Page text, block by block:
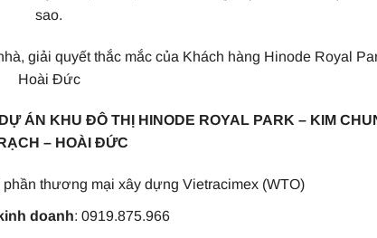
sao.
giải quyết thắc mắc của Khách hàng Hinode Royal
Hoài Đức
ÁN KHU ĐÔ THỊ HINODE ROYAL PARK – KIM
– HOÀI ĐỨC
phần thương mại xây dựng Vietracimex (WTO)
doanh: 0919.875.966